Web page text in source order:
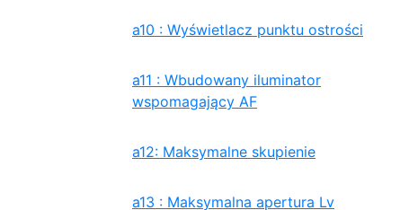
a10 : Wyświetlacz punktu ostrości
a11 : Wbudowany iluminator
wspomagający AF
a12: Maksymalne skupienie
a13 : Maksymalna apertura Lv